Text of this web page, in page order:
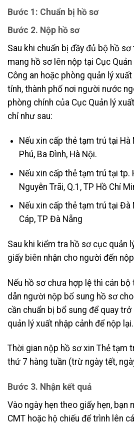
Bước 1: Chuẩn bị hồ sơ
Bước 2. Nộp hồ sơ
Sau khi chuẩn bị đầy đủ bộ hồ sơ
mang hồ sơ lên nộp tại Cục
Công an hoặc phòng quản lý
tỉnh, thành phố nơi người nước
phòng chính của Cục Quản lý
chỉ như sau:
Nếu xin cấp thẻ tạm trú tại Hà
Phú, Ba Đình, Hà Nội.
Nếu xin cấp thẻ tạm trú tại tp.
Nguyễn Trãi, Q.1, TP Hồ Chí
Nếu xin cấp thẻ tạm trú tại Đà
Cáp, TP Đà Nẵng
Sau khi kiểm tra hồ sơ cục quản
giấy biên nhận cho người đến
Nếu hồ sơ chưa hợp lệ thì cán
dẫn người nộp bổ sung hồ sơ
cần chuẩn bị bổ sung để quay
quản lý xuất nhập cảnh để nộp lại.
Thời gian nộp hồ sơ xin Thẻ tạm
thứ 7 hàng tuần (trừ ngày tết,
Bước 3. Nhận kết quả
Vào ngày hẹn theo giấy hẹn, bạn
CMT hoặc hộ chiếu để trình lên